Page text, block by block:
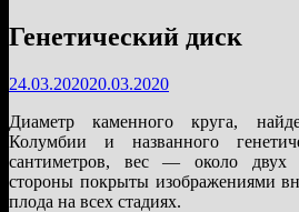
Генетический диск
24.03.202020.03.2020
Диаметр каменного круга,
Колумбии и названного
сантиметров, вес — около двух
стороны покрыты изображениями
плода на всех стадиях.